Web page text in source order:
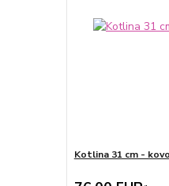
Kotlina 31 cm -